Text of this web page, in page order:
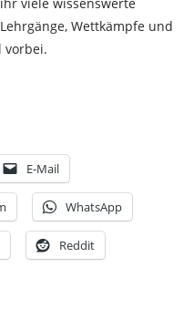
Wettkämpfe und
vorbei.
E-Mail
WhatsApp
Reddit